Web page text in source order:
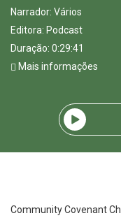
Narrador: Vários
Editora: Podcast
Duração: 0:29:41
Mais informações
Community Covenant